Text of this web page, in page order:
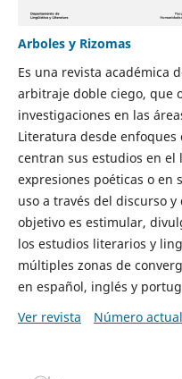
Arboles y Rizomas
Es una revista académica
arbitraje doble ciego, que
investigaciones en las
Literatura desde enfoques
centran sus estudios en el
expresiones poéticas o en
uso a través del discurso
objetivo es estimular,
los estudios literarios y
múltiples zonas de
en español, inglés y
Ver revista
Número actual